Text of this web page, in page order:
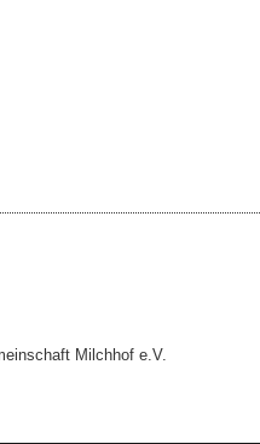
Milchhof e.V.